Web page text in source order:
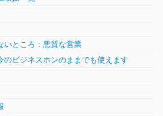
いところ：悪質な営業
のビジネスホンのままでも使えます